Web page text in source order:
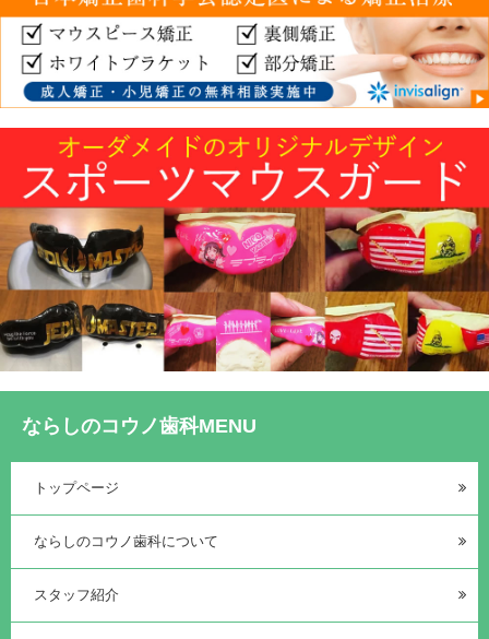
ならしのコウノ歯科MENU
トップページ
ならしのコウノ歯科について
スタッフ紹介